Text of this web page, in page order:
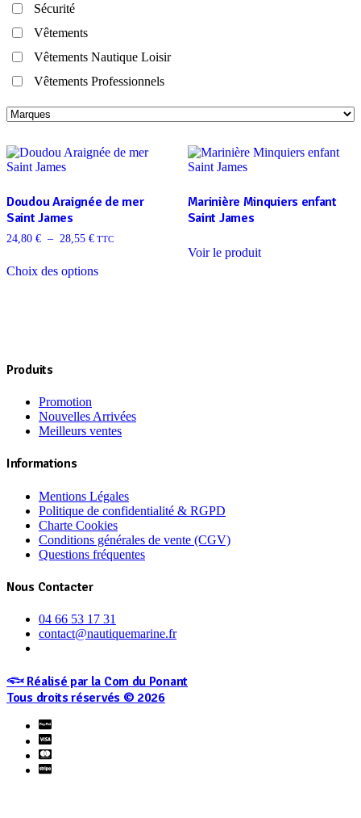
Sécurité
Vêtements
Vêtements Nautique Loisir
Vêtements Professionnels
Doudou Araignée de mer
Saint James
24,80 € – 28,55 €Plage
24,80 €
TTC
Choix des options
options
choisies
page
Marinière Minquiers enfant
Saint James
Voir le produit
Produits
Promotion
Nouvelles Arrivées
Meilleurs ventes
Informations
Mentions Légales
Politique de confidentialité & RGPD
Charte Cookies
Conditions générales de vente (CGV)
Questions fréquentes
Nous Contacter
04 66 53 17 31
contact@nautiquemarine.fr
𓆟 Réalisé par la Com du Ponant
Tous droits réservés © 2026